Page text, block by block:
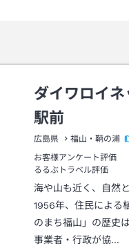
ダイワロイ
駅前
広島県 福山・鞆の浦
お客様アンケート評価
るるぶトラベル評価
海や山も近く、自然
1956年、住民による
のまち福山」の歴史
事業者・行政が協…